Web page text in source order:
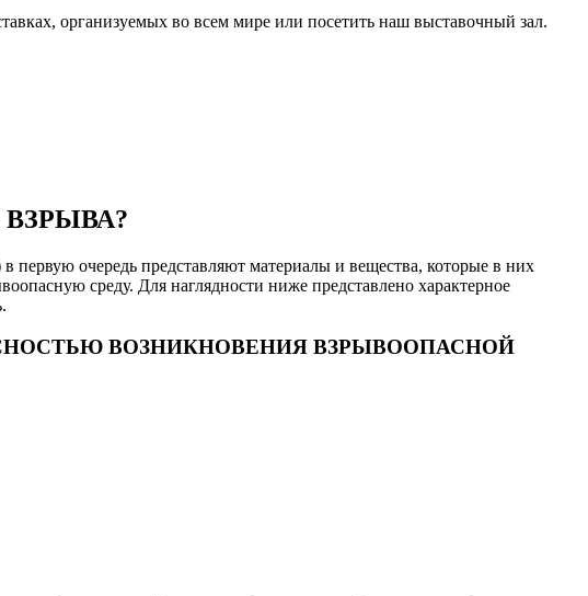
организуемых во всем мире или посетить наш выставочный зал.
очередь представляют материалы и вещества, которые в них
среду. Для наглядности ниже представлено характерное
ВОЗНИКНОВЕНИЯ ВЗРЫВООПАСНОЙ